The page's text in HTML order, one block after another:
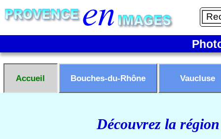
Accueil Bouches-du-Rhône Vaucluse
Découvrez la